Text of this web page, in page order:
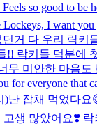
so good to be
Lockeys, I want you
다 우리 락
!! 락키들 덕분에
미안한 마음
for everyone that
)난 잡채 먹었다요
고생 많았어요❣️